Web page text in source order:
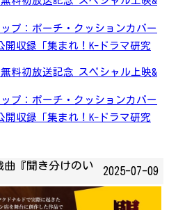
プ：ポーチ・クッションカバー
開収録「集まれ！K-ドラマ研究
料初放送記念 スペシャル上映&
プ：ポーチ・クッションカバー
開収録「集まれ！K-ドラマ研究
『聞き分けのい
2025-07-09